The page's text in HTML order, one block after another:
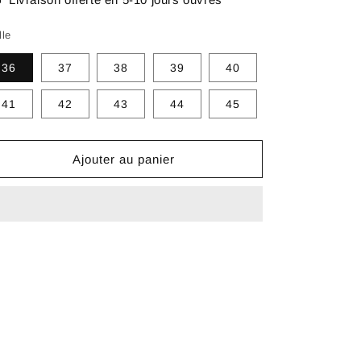
36 37 38 39 40
41 42 43 44 45
Ajouter au panier